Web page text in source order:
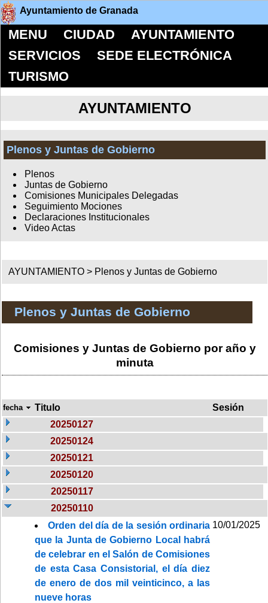
Ayuntamiento de Granada
MENU CIUDAD
AYUNTAMIENTO
SERVICIOS
SEDE ELECTRÓNICA
TURISMO
AYUNTAMIENTO
Plenos y Juntas de Gobierno
Plenos
Juntas de Gobierno
Comisiones Municipales Delegadas
Seguimiento Mociones
Declaraciones Institucionales
Video Actas
AYUNTAMIENTO > Plenos y Juntas de Gobierno
Plenos y Juntas de Gobierno
Comisiones y Juntas de Gobierno por año y
minuta
fecha Titulo
Sesión
20250127
20250124
20250121
20250120
20250117
20250110
Orden del día de la sesión ordinaria
que la Junta de Gobierno Local habrá
de celebrar en el Salón de Comisiones
de esta Casa Consistorial, el día diez
de enero de dos mil veinticinco, a las
nueve horas
10/01/2025